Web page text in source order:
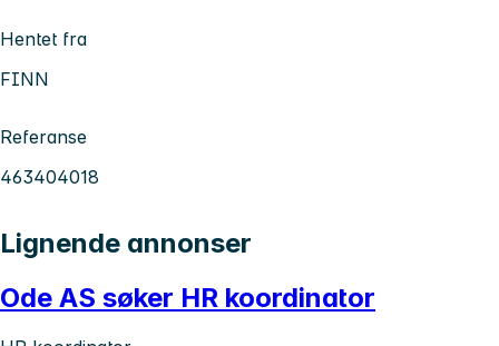
Hentet fra
FINN
Referanse
463404018
Lignende annonser
Ode AS søker HR koordinator